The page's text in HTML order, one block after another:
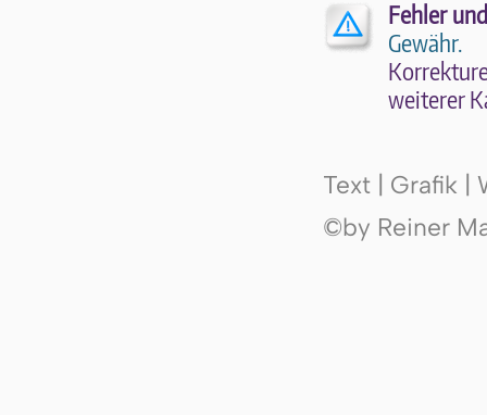
Fehler
Gewähr.
wei­te­rer
Text | Grafik |
©by Reiner